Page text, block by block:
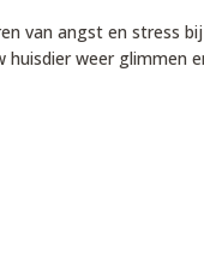
van angst en stress
weer glimmen